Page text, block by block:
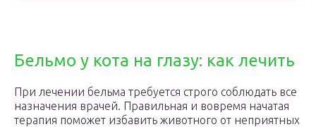
Бельмо у кота на глазу: как лечить
При лечении бельма требуется строго соблюдать все
назначения врачей. Правильная и вовремя начатая
терапия поможет избавить животного от неприятных